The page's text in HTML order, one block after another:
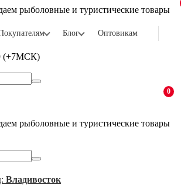
рыболовные и туристические товары
Блог Оптовикам
(+7МСК)
0
рыболовные и туристические товары
Владивосток